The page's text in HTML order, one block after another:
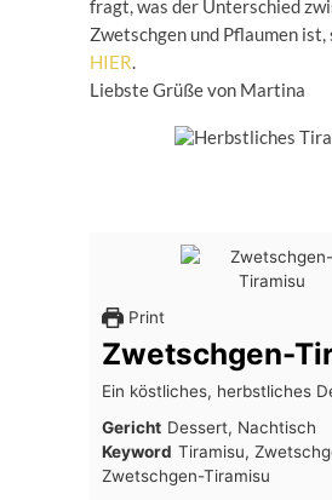
fragt, was der Unterschied
Zwetschgen und Pflaumen ist,
HIER.
Liebste Grüße von Martina
Print
Zwetschgen-
Ein köstliches, herbstliches
Gericht Dessert, Nachtisch
Keyword Tiramisu,
Zwetschgen-Tiramisu